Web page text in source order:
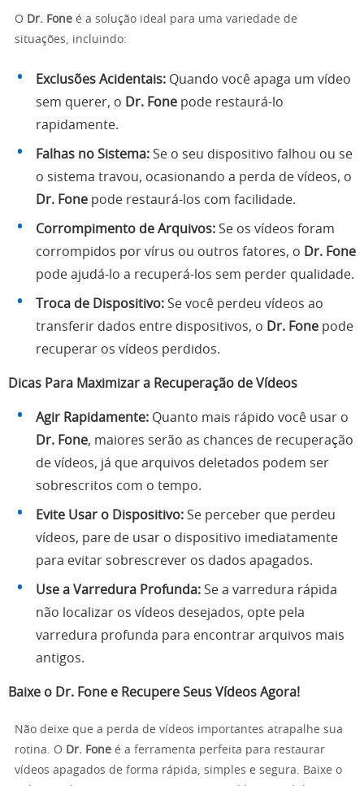
O Dr. Fone é a solução ideal para uma variedade de
situações, incluindo:
Exclusões Acidentais: Quando você apaga um vídeo
sem querer, o Dr. Fone pode restaurá-lo
rapidamente.
Falhas no Sistema: Se o seu dispositivo falhou ou se
o sistema travou, ocasionando a perda de vídeos, o
Dr. Fone pode restaurá-los com facilidade.
Corrompimento de Arquivos: Se os vídeos foram
corrompidos por vírus ou outros fatores, o Dr. Fone
pode ajudá-lo a recuperá-los sem perder qualidade.
Troca de Dispositivo: Se você perdeu vídeos ao
transferir dados entre dispositivos, o Dr. Fone pode
recuperar os vídeos perdidos.
Dicas Para Maximizar a Recuperação de Vídeos
Agir Rapidamente: Quanto mais rápido você usar o
Dr. Fone, maiores serão as chances de recuperação
de vídeos, já que arquivos deletados podem ser
sobrescritos com o tempo.
Evite Usar o Dispositivo: Se perceber que perdeu
vídeos, pare de usar o dispositivo imediatamente
para evitar sobrescrever os dados apagados.
Use a Varredura Profunda: Se a varredura rápida
não localizar os vídeos desejados, opte pela
varredura profunda para encontrar arquivos mais
antigos.
Baixe o Dr. Fone e Recupere Seus Vídeos Agora!
Não deixe que a perda de vídeos importantes atrapalhe sua
rotina. O Dr. Fone é a ferramenta perfeita para restaurar
vídeos apagados de forma rápida, simples e segura. Baixe o